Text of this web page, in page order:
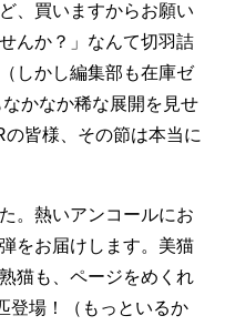
、買いますからお願い
んか？」なんて切羽詰
しかし編集部も在庫ゼ
かなか稀な展開を見せ
皆様、その節は本当に
。熱いアンコールにお
をお届けします。美猫
猫も、ページをめくれ
登場！（もっといるか